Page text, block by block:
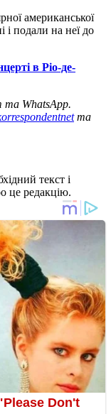
американської
і подали на неї до
в Ріо-де-
та WhatsApp.
та
текст і
це редакцію.